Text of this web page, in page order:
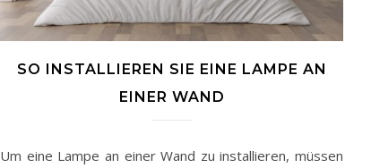
SO INSTALLIEREN SIE EINE LAMPE AN
EINER WAND
Um eine Lampe an einer Wand zu installieren, müssen